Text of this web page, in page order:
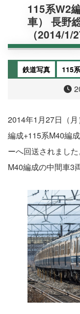
115系W2
車） 長野
（2014/1/
鉄道写真 115系
2014年1月27日（
編成+115系M40編
ーへ回送されまし
M40編成の中間車3